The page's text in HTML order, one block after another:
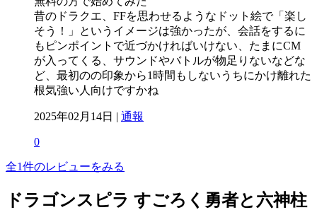
昔のドラクエ、FFを思わせるようなドット絵で「楽し
そう！」というイメージは強かったが、会話をするに
もピンポイントで近づかければいけない、たまにCM
が入ってくる、サウンドやバトルが物足りないなどな
ど、最初のの印象から1時間もしないうちにかけ離れた
根気強い人向けですかね
2025年02月14日 | 通報
0
全1件のレビューをみる
ドラゴンスピラ すごろく勇者と六神柱